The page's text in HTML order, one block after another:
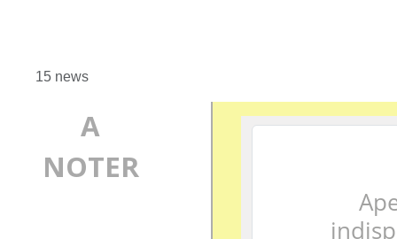
15 news
A
NOTER